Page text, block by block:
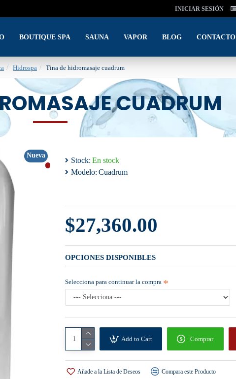
INICIAR SESIÓN
BOUTIQUE SPA SAUNA VAPOR BLOG CONTACTO
Hidrospa Tina de hidromasaje cuadrum
CUADRUM
Nueva
Stock: En stock
Modelo: Cuadrum
$27,360.00
OPCIONES DISPONIBLES
Selecciona para continuar la compra
Add to Cart Comprar
Añade a la Lista de Deseos Compara este Producto